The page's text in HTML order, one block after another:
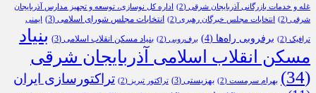
غله و خدمات بازرگانی آذربایجان شرقی (2)
اداره کل نوسازی، توسعه و تجهیز مدارس آذربایجان
شرقی (2) انتخابات مجلس خبرگان رهبری (2) انتخابات مجلس شورای اسلامی (3) ایمنی
ترافیک (2) برفروبی راه‌ها (4) برف‌روبی (2) بنیاد مسکن انقلاب اسلامی (3)
بنیاد
مسکن انقلاب اسلامی آذربایجان شرقی
(34)
بهرام سرمست (2) بهزیستی (3) تراکتور تبریز (2)
تراکتورسازی ایران